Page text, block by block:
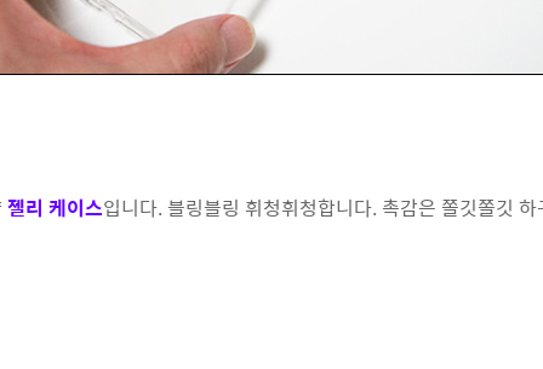
젤리 케이스입니다. 블링블링 휘청휘청합니다. 촉감은 쫄깃쫄깃 하